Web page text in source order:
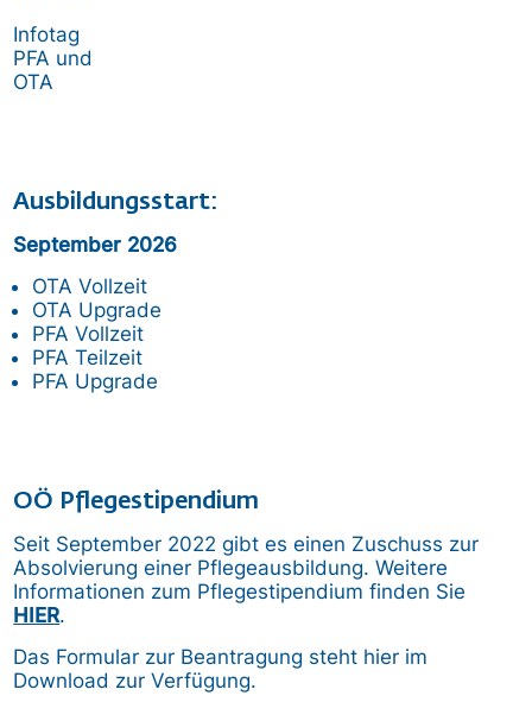
Infotag
PFA und
OTA
Ausbildungsstart:
September 2026
OTA Vollzeit
OTA Upgrade
PFA Vollzeit
PFA Teilzeit
PFA Upgrade
OÖ Pflegestipendium
Seit September 2022 gibt es einen Zuschuss zur
Absolvierung einer Pflegeausbildung. Weitere
Informationen zum Pflegestipendium finden Sie
HIER.
Das Formular zur Beantragung steht hier im
Download zur Verfügung.